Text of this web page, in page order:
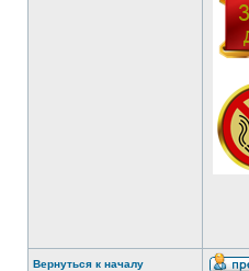
Вернуться к началу